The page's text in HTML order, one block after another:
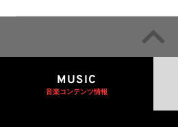
MUSIC
音楽コンテンツ情報